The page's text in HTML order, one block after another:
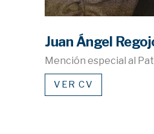
Juan Ángel
Mención especial al
VER CV